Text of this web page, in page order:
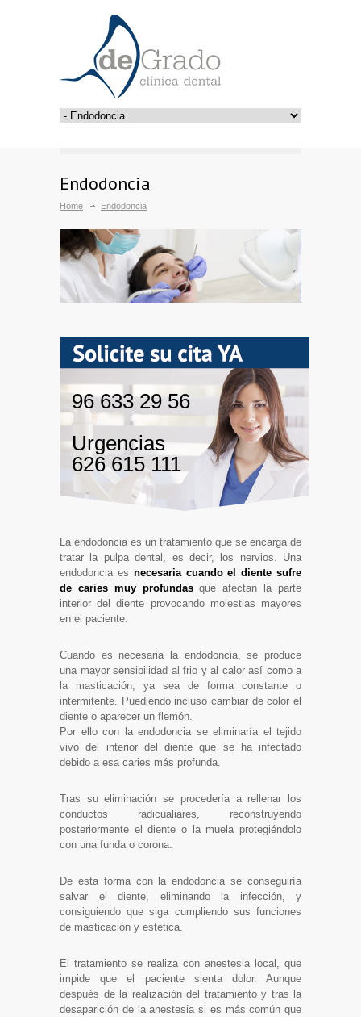
Endodoncia
Home Endodoncia
96 633 29 56
Urgencias
626 615 111
La endodoncia es un tratamiento que se encarga de
tratar la pulpa dental, es decir, los nervios. Una
endodoncia es necesaria cuando el diente sufre
de caries muy profundasque afectan la parte
interior del diente provocando molestias mayores
en el paciente.
Cuando es necesaria la endodoncia, se produce
una mayor sensibilidad al frio y al calor así como a
la masticación, ya sea de forma constante o
intermitente. Puediendo incluso cambiar de color el
diente o aparecer un flemón.
Por ello con la endodoncia se eliminaría el tejido
vivo del interior del diente que se ha infectado
debido a esa caries más profunda.
Tras su eliminación se procedería a rellenar los
conductos radicualiares, reconstruyendo
posteriormente el diente o la muela protegiéndolo
con una funda o corona.
De esta forma con la endodoncia se conseguiría
salvar el diente, eliminando la infección, y
consiguiendo que siga cumpliendo sus funciones
de masticación y estética.
El tratamiento se realiza con anestesia local, que
impide que el paciente sienta dolor. Aunque
después de la realización del tratamiento y tras la
desaparición de la anestesia si es más común que